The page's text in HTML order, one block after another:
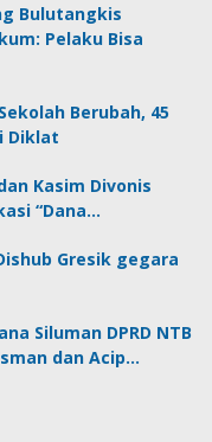
Bulutangkis
Pelaku Bisa
Berubah, 45
Diklat
Kasim Divonis
“Dana…
Gresik gegara
Siluman DPRD NTB
dan Acip…